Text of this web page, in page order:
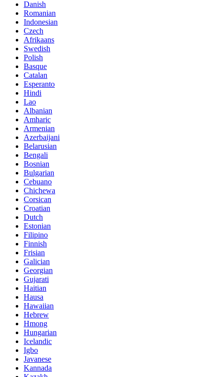
Danish
Romanian
Indonesian
Czech
Afrikaans
Swedish
Polish
Basque
Catalan
Esperanto
Hindi
Lao
Albanian
Amharic
Armenian
Azerbaijani
Belarusian
Bengali
Bosnian
Bulgarian
Cebuano
Chichewa
Corsican
Croatian
Dutch
Estonian
Filipino
Finnish
Frisian
Galician
Georgian
Gujarati
Haitian
Hausa
Hawaiian
Hebrew
Hmong
Hungarian
Icelandic
Igbo
Javanese
Kannada